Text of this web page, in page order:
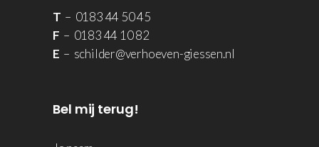
T – 0183 44 50 45
F – 0183 44 10 82
E – schilder@verhoeven-giessen.nl
Bel mij terug!